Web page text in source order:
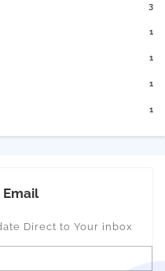
3
1
1
1
1
Email
Direct to Your inbox